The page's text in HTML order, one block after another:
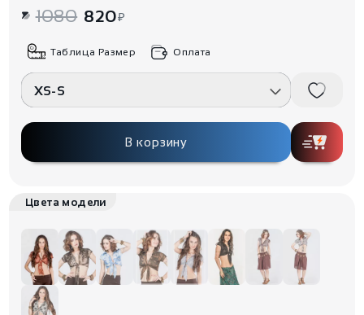
1080 820₽
Таблица Размер Оплата
XS-S
В корзину
Цвета модели